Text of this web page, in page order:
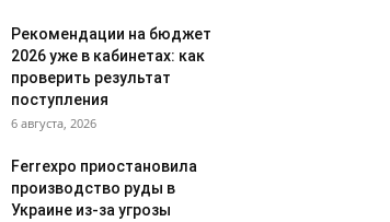
Рекомендации на бюджет
2026 уже в кабинетах: как
проверить результат
поступления
6 августа, 2026
Ferrexpo приостановила
производство руды в
Украине из-за угрозы